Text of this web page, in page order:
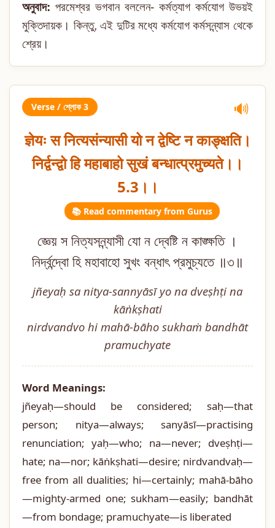
অনুবাদ: পরমেশ্বর ভগবান বললেন- কর্মত্যাগ কর্মযোগ উভয়ই
মুক্তিদায়ক। কিন্তু, এই দুটির মধ্যে কর্মযোগ কর্মসন্ন্যাস থেকে
শ্রেয়।
Verse / শ্লোক 3 🔊
ज्ञेयः स नित्यसंन्यासी यो न द्वेष्टि न काङ्क्षति।
निर्द्वन्द्वो हि महाबाहो सुखं बन्धात्प्रमुच्यते।।
5.3।।
📚 Read commentary from Gurus
জ্ঞেয় স নিত্যসন্ন্যাসী যো ন দ্বেষ্টি ন কাঙ্ক্ষতি ।
নির্দ্বন্দ্বো হি মহাবাহো সুখং বন্ধাৎ প্রমুচ্যতে ॥৩॥
jñeyaḥ sa nitya-sannyāsī yo na dveṣhṭi na
kāṅkṣhati
nirdvandvo hi mahā-bāho sukhaṁ bandhāt
pramuchyate
Word Meanings:
jñeyaḥ—should be considered; saḥ—that
person; nitya—always; sanyāsī—practising
renunciation; yaḥ—who; na—never; dveṣhṭi—
hate; na—nor; kāṅkṣhati—desire; nirdvandvaḥ—
free from all dualities; hi—certainly; mahā-bāho
—mighty-armed one; sukham—easily; bandhāt
—from bondage; pramuchyate—is liberated